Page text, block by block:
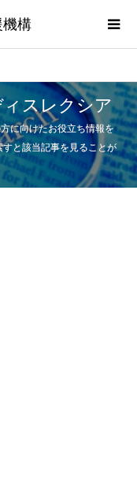
構
スレクシア
に向けたお役立ち情報を
と該当記事を見ることが